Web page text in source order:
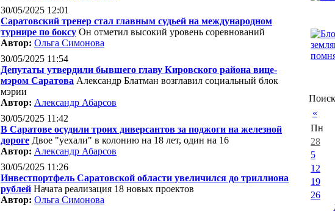
30/05/2025 12:01
Саратовский тренер стал главным судьей на международном
турнире по боксу Он отметил высокий уровень соревнований
Автор: Ольга Симонова
30/05/2025 11:54
Депутаты утвердили бывшего главу Кировского района вице-
мэром Саратова Александр Блатман возглавил социальный блок
мэрии
Автор: Александр Абарсов
30/05/2025 11:42
В Саратове осудили троих диверсантов за поджоги на железной
дороге Двое "уехали" в колонию на 18 лет, один на 16
Автор: Александр Абарсов
30/05/2025 11:26
Инвестпортфель Саратовской области увеличился до триллиона
рублей Начата реализация 18 новых проектов
Автор: Ольга Симонова
«
Пн
28
5
12
19
26